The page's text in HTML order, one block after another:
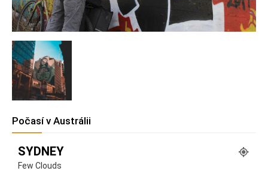
Počasí v Austrálii
SYDNEY
Few Clouds